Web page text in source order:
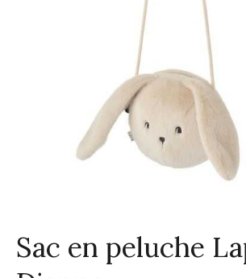
Sac en peluche